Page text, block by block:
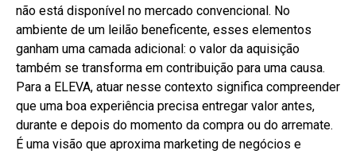
não está disponível no mercado convencional. No
ambiente de um leilão beneficente, esses elementos
ganham uma camada adicional: o valor da aquisição
também se transforma em contribuição para uma causa.
Para a ELEVA, atuar nesse contexto significa compreender
que uma boa experiência precisa entregar valor antes,
durante e depois do momento da compra ou do arremate.
É uma visão que aproxima marketing de negócios e